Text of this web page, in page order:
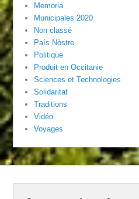
Memoria
Municipales 2020
Non classé
País Nòstre
Politique
Produit en Occitanie
Sciences et Technologies
Solidaritat
Traditions
Vidéo
Voyages